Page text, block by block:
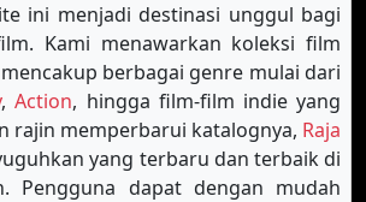
ini menjadi destinasi unggul bagi
Kami menawarkan koleksi film
berbagai genre mulai dari
,Action, hingga film-film indie yang
rajin memperbarui katalognya, Raja
yang terbaru dan terbaik di
Pengguna dapat dengan mudah